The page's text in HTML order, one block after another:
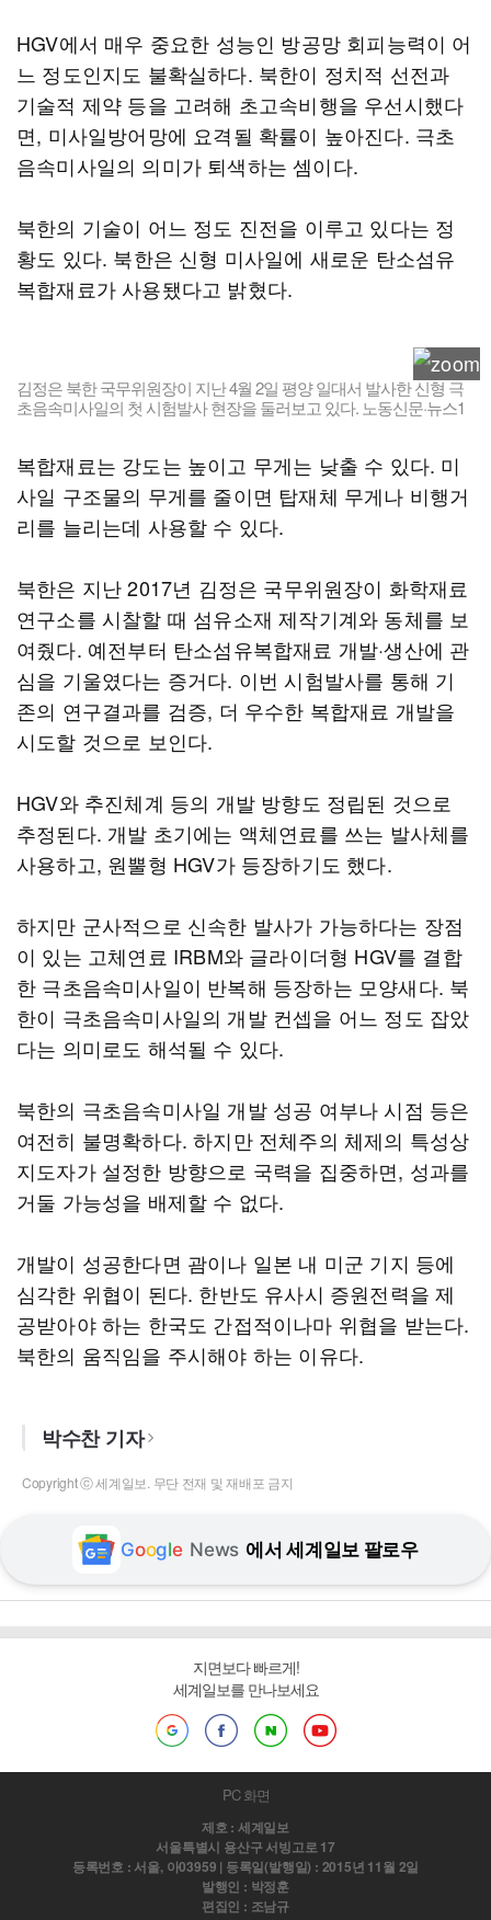
HGV에서 매우 중요한 성능인 방공망 회피능력이 어
느 정도인지도 불확실하다. 북한이 정치적 선전과
기술적 제약 등을 고려해 초고속비행을 우선시했다
면, 미사일방어망에 요격될 확률이 높아진다. 극초
음속미사일의 의미가 퇴색하는 셈이다.
북한의 기술이 어느 정도 진전을 이루고 있다는 정
황도 있다. 북한은 신형 미사일에 새로운 탄소섬유
복합재료가 사용됐다고 밝혔다.
김정은 북한 국무위원장이 지난 4월 2일 평양 일대서 발사한 신형 극
초음속미사일의 첫 시험발사 현장을 둘러보고 있다. 노동신문·뉴스1
복합재료는 강도는 높이고 무게는 낮출 수 있다. 미
사일 구조물의 무게를 줄이면 탑재체 무게나 비행거
리를 늘리는데 사용할 수 있다.
북한은 지난 2017년 김정은 국무위원장이 화학재료
연구소를 시찰할 때 섬유소재 제작기계와 동체를 보
여줬다. 예전부터 탄소섬유복합재료 개발·생산에 관
심을 기울였다는 증거다. 이번 시험발사를 통해 기
존의 연구결과를 검증, 더 우수한 복합재료 개발을
시도할 것으로 보인다.
HGV와 추진체계 등의 개발 방향도 정립된 것으로
추정된다. 개발 초기에는 액체연료를 쓰는 발사체를
사용하고, 원뿔형 HGV가 등장하기도 했다.
하지만 군사적으로 신속한 발사가 가능하다는 장점
이 있는 고체연료 IRBM와 글라이더형 HGV를 결합
한 극초음속미사일이 반복해 등장하는 모양새다. 북
한이 극초음속미사일의 개발 컨셉을 어느 정도 잡았
다는 의미로도 해석될 수 있다.
북한의 극초음속미사일 개발 성공 여부나 시점 등은
여전히 불명확하다. 하지만 전체주의 체제의 특성상
지도자가 설정한 방향으로 국력을 집중하면, 성과를
거둘 가능성을 배제할 수 없다.
개발이 성공한다면 괌이나 일본 내 미군 기지 등에
심각한 위협이 된다. 한반도 유사시 증원전력을 제
공받아야 하는 한국도 간접적이나마 위협을 받는다.
북한의 움직임을 주시해야 하는 이유다.
박수찬 기자
Copyright ⓒ 세계일보. 무단 전재 및 재배포 금지
Google News 에서 세계일보 팔로우
지면보다 빠르게!
세계일보를 만나보세요
PC 화면
제호 : 세계일보
서울특별시 용산구 서빙고로 17
등록번호 : 서울, 아03959 | 등록일(발행일) : 2015년 11월 2일
발행인 : 박정훈
편집인 : 조남규